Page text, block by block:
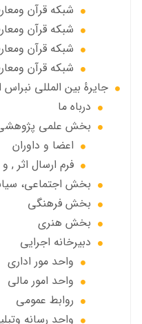
شبكه قرآن
شبكه قرآن
شبكه قرآن
شبكه قرآن
جايرهٔ بین المللی
درباه ما
بخش علمی
اعضا و داوران
فرم ارسال اثر
بخش اجتماعی،
بخش فرهنگی
بخش هنری
دبیرخانه اجرایی
واحد مور اداری
واحد امور مالی
روابط عمومی
واحد رسانه